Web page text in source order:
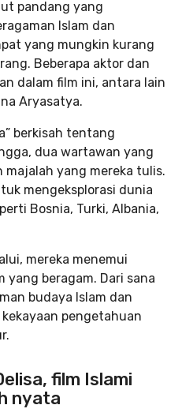
pandang yang
Islam dan
yang mungkin kurang
Beberapa aktor dan
dalam film ini, antara lain
Aryasatya.
berkisah tentang
dua wartawan yang
majalah yang mereka tulis.
mengeksplorasi dunia
Bosnia, Turki, Albania,
mereka menemui
yang beragam. Dari sana
budaya Islam dan
pengetahuan
film Islami
nyata